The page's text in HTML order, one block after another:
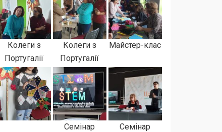
Колеги з
Португалії
Колеги з
Португалії
Майстер-клас
Семінар Семінар